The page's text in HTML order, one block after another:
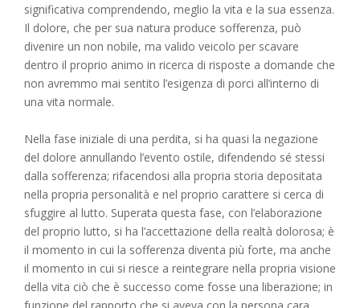
significativa comprendendo, meglio la vita e la sua essenza.
Il dolore, che per sua natura produce sofferenza, può
divenire un non nobile, ma valido veicolo per scavare
dentro il proprio animo in ricerca di risposte a domande che
non avremmo mai sentito l’esigenza di porci all’interno di
una vita normale.
Nella fase iniziale di una perdita, si ha quasi la negazione
del dolore annullando l’evento ostile, difendendo sé stessi
dalla sofferenza; rifacendosi alla propria storia depositata
nella propria personalità e nel proprio carattere si cerca di
sfuggire al lutto. Superata questa fase, con l’elaborazione
del proprio lutto, si ha l’accettazione della realtà dolorosa; è
il momento in cui la sofferenza diventa più forte, ma anche
il momento in cui si riesce a reintegrare nella propria visione
della vita ciò che è successo come fosse una liberazione; in